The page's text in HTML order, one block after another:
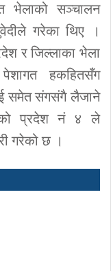
भेलाको सञ्चालन
गरेका थिए ।
र जिल्लाका भेला
हकहितसँग
समेत संगसंगै लैजाने
प्रदेश नं ४ ले
गरेको छ ।